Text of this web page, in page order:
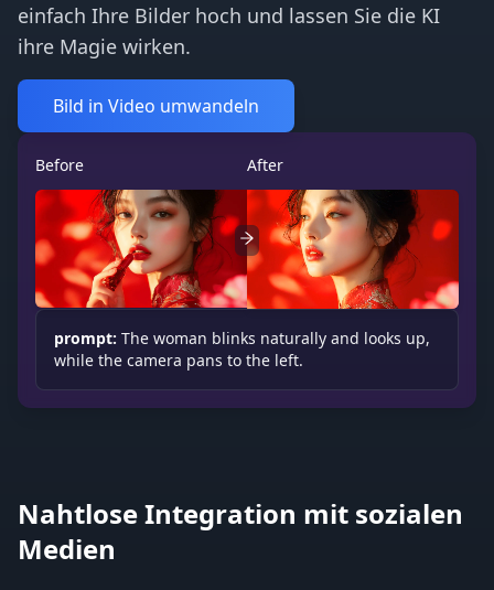
einfach Ihre Bilder hoch und lassen Sie die KI
ihre Magie wirken.
Bild in Video umwandeln
Before After
prompt: The woman blinks naturally and looks up,
while the camera pans to the left.
Nahtlose Integration mit sozialen
Medien